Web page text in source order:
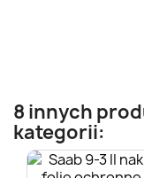
8 innych
kategorii: